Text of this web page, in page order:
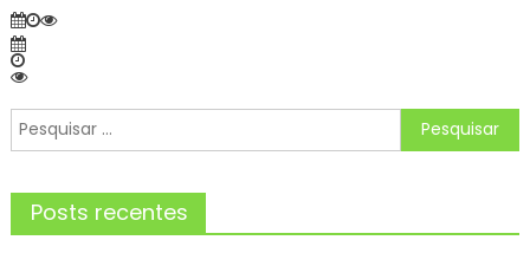
Pesquisar
por:
Posts recentes